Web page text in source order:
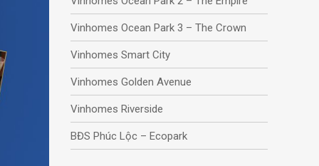
Vinhomes Ocean Park 3 – The Crown
Vinhomes Smart City
Vinhomes Golden Avenue
Vinhomes Riverside
BĐS Phúc Lộc – Ecopark